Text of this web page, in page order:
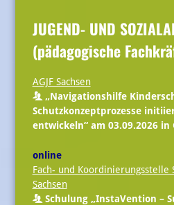
JUGEND- UND
(pädagogische
AGJF Sachsen
„Navigationshilfe
Schutzkonzeptprozesse
entwickeln“ am 03.09.2026 in
online
Fach- und Koordinierungsstelle
Sachsen
Schulung „InstaVention –